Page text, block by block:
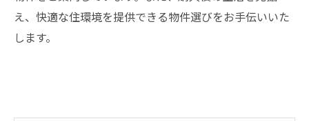
え、快適な住環境を提供できる物件選びをお手伝いいた
します。